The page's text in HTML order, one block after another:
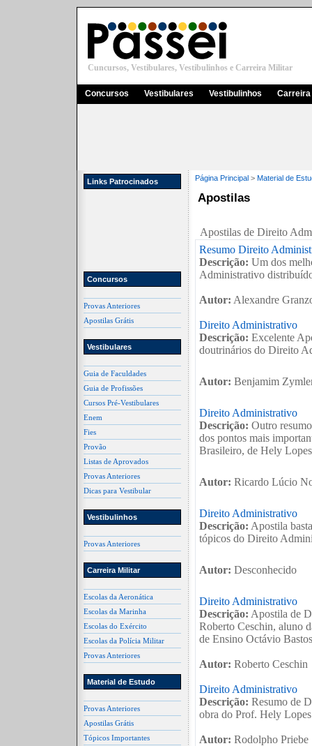
Cuncursos, Vestibulares, Vestibulinhos e Carreira Militar
Concursos Vestibulares Vestibulinhos
Links Patrocinados
Concursos
Provas Anteriores
Apostilas Grátis
Vestibulares
Guia de Faculdades
Guia de Profissões
Cursos Pré-Vestibulares
Enem
Fies
Provão
Listas de Aprovados
Provas Anteriores
Dicas para Vestibular
Vestibulinhos
Provas Anteriores
Carreira Militar
Escolas da Aeronática
Escolas da Marinha
Escolas do Exército
Escolas da Polícia Militar
Provas Anteriores
Material de Estudo
Provas Anteriores
Apostilas Grátis
Tópicos Importantes
Página Principal > Material de
Apostilas
Apostilas de Direito
Resumo Direito
Descrição: Um dos
Administrativo
Autor: Alexandre
Direito Administrativo
Descrição: Excelente
doutrinários do Direito
Autor: Benjamim
Direito Administrativo
Descrição: Outro
dos pontos mais
Brasileiro, de Hely
Autor: Ricardo Lúcio
Direito Administrativo
Descrição: Apostila
tópicos do Direito
Autor: Desconhecido
Direito Administrativo
Descrição: Apostila de
Roberto Ceschin, aluno
de Ensino Octávio
Autor: Roberto Ceschin
Direito Administrativo
Descrição: Resumo de
obra do Prof. Hely
Autor: Rodolpho Priebe